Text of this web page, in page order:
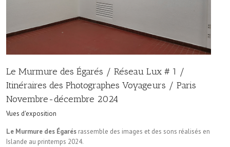
Le Murmure des Égarés / Réseau Lux # 1 /
Itinéraires des Photographes Voyageurs / Paris
Novembre-décembre 2024
Vues d'exposition
Le Murmure des Égarés rassemble des images et des sons réalisés en
Islande au printemps 2024.